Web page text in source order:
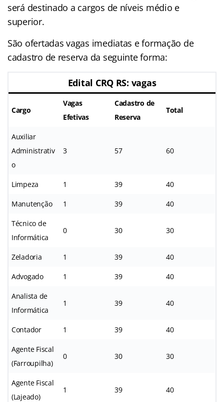
será destinado a cargos de níveis médio e
superior.
São ofertadas vagas imediatas e formação de
cadastro de reserva da seguinte forma:
Edital CRQ RS: vagas
Cargo
Vagas
Efetivas
Cadastro de
Reserva
Total
Auxiliar
Administrativ
o
3 57 60
Limpeza 1 39 40
Manutenção 1 39 40
Técnico de
Informática
0 30 30
Zeladoria 1 39 40
Advogado 1 39 40
Analista de
Informática
1 39 40
Contador 1 39 40
Agente Fiscal
(Farroupilha)
0 30 30
Agente Fiscal
(Lajeado)
1 39 40